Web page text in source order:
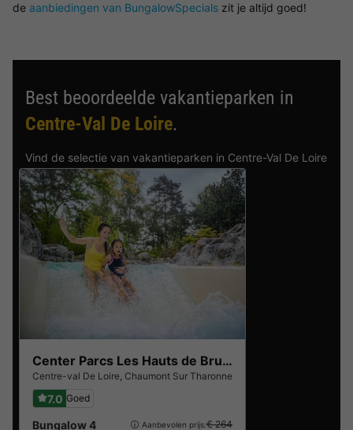
de aanbiedingen van BungalowSpecials zit je altijd goed!
Best beoordeelde vakantieparken in
Centre-Val De Loire.
Vind de selectie van vakantieparken in Centre-Val De Loire
met de beste reviews.
Center Parcs Les Hauts de Bruyères
Centre-val De Loire, Chaumont Sur Tharonne
7.0 Goed
Bungalow 4
Aanbevolen prijs:€ 264